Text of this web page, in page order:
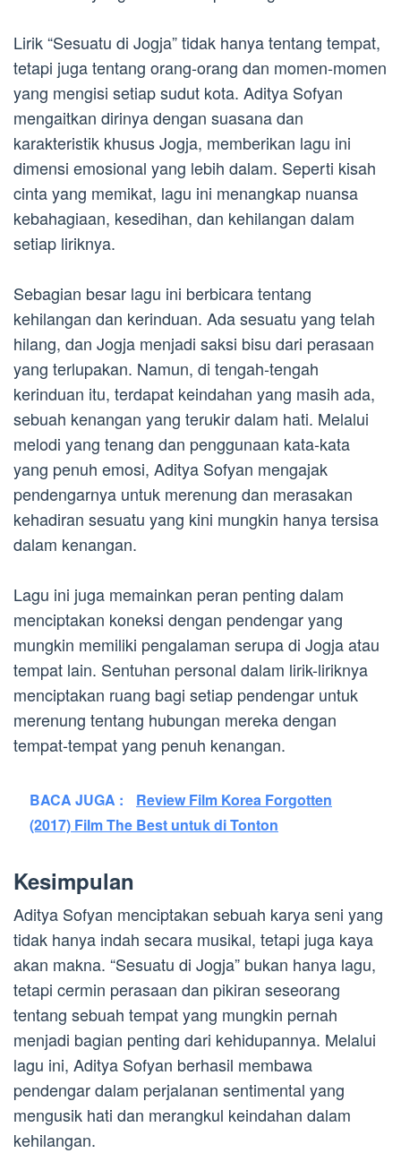
Lirik “Sesuatu di Jogja” tidak hanya tentang tempat,
tetapi juga tentang orang-orang dan momen-momen
yang mengisi setiap sudut kota. Aditya Sofyan
mengaitkan dirinya dengan suasana dan
karakteristik khusus Jogja, memberikan lagu ini
dimensi emosional yang lebih dalam. Seperti kisah
cinta yang memikat, lagu ini menangkap nuansa
kebahagiaan, kesedihan, dan kehilangan dalam
setiap liriknya.
Sebagian besar lagu ini berbicara tentang
kehilangan dan kerinduan. Ada sesuatu yang telah
hilang, dan Jogja menjadi saksi bisu dari perasaan
yang terlupakan. Namun, di tengah-tengah
kerinduan itu, terdapat keindahan yang masih ada,
sebuah kenangan yang terukir dalam hati. Melalui
melodi yang tenang dan penggunaan kata-kata
yang penuh emosi, Aditya Sofyan mengajak
pendengarnya untuk merenung dan merasakan
kehadiran sesuatu yang kini mungkin hanya tersisa
dalam kenangan.
Lagu ini juga memainkan peran penting dalam
menciptakan koneksi dengan pendengar yang
mungkin memiliki pengalaman serupa di Jogja atau
tempat lain. Sentuhan personal dalam lirik-liriknya
menciptakan ruang bagi setiap pendengar untuk
merenung tentang hubungan mereka dengan
tempat-tempat yang penuh kenangan.
BACA JUGA :
Review Film Korea Forgotten
(2017) Film The Best untuk di Tonton
Kesimpulan
Aditya Sofyan menciptakan sebuah karya seni yang
tidak hanya indah secara musikal, tetapi juga kaya
akan makna. “Sesuatu di Jogja” bukan hanya lagu,
tetapi cermin perasaan dan pikiran seseorang
tentang sebuah tempat yang mungkin pernah
menjadi bagian penting dari kehidupannya. Melalui
lagu ini, Aditya Sofyan berhasil membawa
pendengar dalam perjalanan sentimental yang
mengusik hati dan merangkul keindahan dalam
kehilangan.